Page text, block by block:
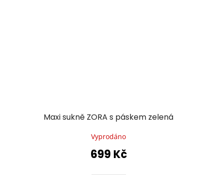
Maxi sukně ZORA s páskem zelená
Vyprodáno
699 Kč